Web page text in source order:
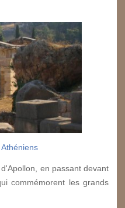
en passant devant
commémorent les grands